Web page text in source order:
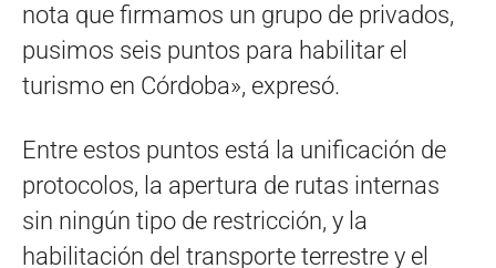
nota que firmamos un grupo de privados,
pusimos seis puntos para habilitar el
turismo en Córdoba», expresó.
Entre estos puntos está la unificación de
protocolos, la apertura de rutas internas
sin ningún tipo de restricción, y la
habilitación del transporte terrestre y el